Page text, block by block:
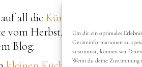
Um dir ein optimales
Geräteinformationen zu
zustimmst, können wir
Wenn du deine
all die Kürbisrezepte
, die
vom Herbst, dazu kommen
Blog.